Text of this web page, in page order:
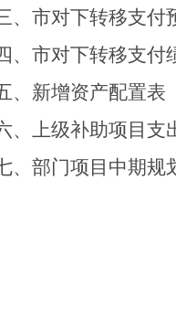
、 市对下转移支付
、 市对下转移支付
、新增资产配置表
、上级补助项目支
、部门项目中期规